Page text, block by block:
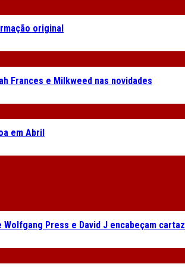
original
Frances e Milkweed nas novidades
em Abril
Press e David J encabeçam cartaz